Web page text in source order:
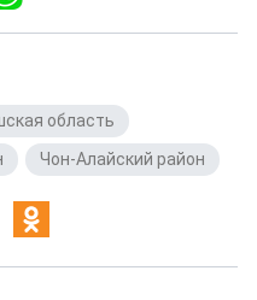
область
Чон-Алайский район